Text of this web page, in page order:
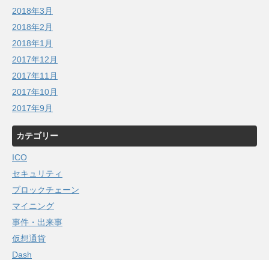
2018年3月
2018年2月
2018年1月
2017年12月
2017年11月
2017年10月
2017年9月
カテゴリー
ICO
セキュリティ
ブロックチェーン
マイニング
事件・出来事
仮想通貨
Dash